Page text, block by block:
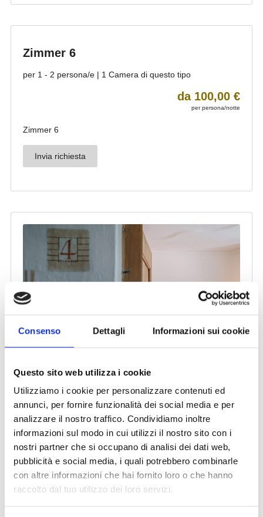
Consenso Dettagli Informazioni sui cookie
Questo sito web utilizza i cookie
Utilizziamo i cookie per personalizzare contenuti ed
annunci, per fornire funzionalità dei social media e per
analizzare il nostro traffico. Condividiamo inoltre
informazioni sul modo in cui utilizzi il nostro sito con i
nostri partner che si occupano di analisi dei dati web,
pubblicità e social media, i quali potrebbero combinarle
con altre informazioni che hai fornito loro o che hanno
raccolto dal tuo utilizzo dei loro servizi.